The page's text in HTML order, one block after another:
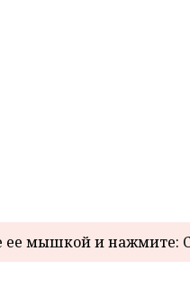
ее мышкой и нажмите: